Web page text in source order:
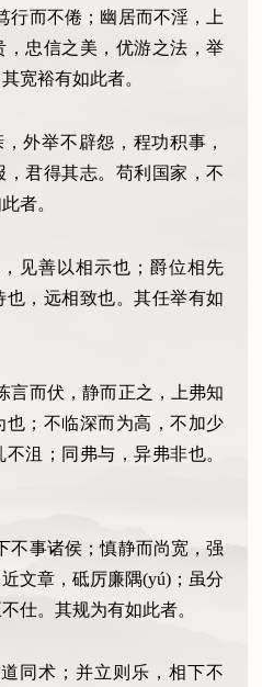
行而不倦；幽居而不淫，上
忠信之美，优游之法，举
宽裕有如此者。
外举不辟怨，程功积事，
君得其志。苟利国家，不
者。
见善以相示也；爵位相先
，远相致也。其任举有如
言而伏，静而正之，上弗知
；不临深而为高，不加少
沮；同弗与，异弗非也。
不事诸侯；慎静而尚宽，强
文章，砥厉廉隅(yú)；虽分
仕。其规为有如此者。
同术；并立则乐，相下不